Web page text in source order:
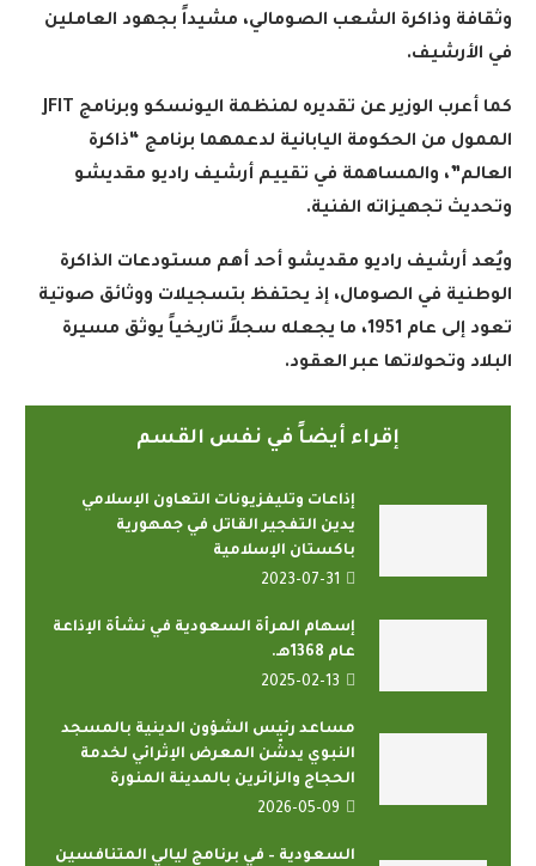
وثقافة وذاكرة الشعب الصومالي، مشيداً بجهود العاملين
في الأرشيف.
كما أعرب الوزير عن تقديره لمنظمة اليونسكو وبرنامج
الممول من الحكومة اليابانية لدعمهما برنامج “ذاكرة
العالم”، والمساهمة في تقييم أرشيف راديو مقديشو
وتحديث تجهيزاته الفنية.
ويُعد أرشيف راديو مقديشو أحد أهم مستودعات الذاكرة
الوطنية في الصومال، إذ يحتفظ بتسجيلات ووثائق صوتية
تعود إلى عام 1951، ما يجعله سجلاً تاريخياً يوثق مسيرة
البلاد وتحولاتها عبر العقود.
إقراء أيضاً في نفس القسم
إذاعات وتليفزيونات التعاون الإسلامي
يدين التفجير القاتل في جمهورية
باكستان الإسلامية
2023-07-31
إسهام المرأة السعودية في نشأة الإذاعة
عام 1368هـ.
2025-02-13
مساعد رئيس الشؤون الدينية بالمسجد
النبوي يدشّن المعرض الإثرائي لخدمة
الحجاج والزائرين بالمدينة المنورة
2026-05-09
السعودية – في برنامج ليالي المتنافسين